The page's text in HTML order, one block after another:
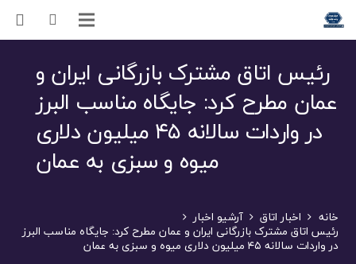
رئیس اتاق مشترک بازرگانی ایران و
عمان مطرح کرد: جایگاه مناسب البرز
در واردات سالانه ۴۵ میلیون دلاری
میوه و سبزی به عمان
خانه اخبار اتاق آرشیو اخبار
رئیس اتاق مشترک بازرگانی ایران و عمان مطرح کرد: جایگاه مناسب البرز
در واردات سالانه ۴۵ میلیون دلاری میوه و سبزی به عمان